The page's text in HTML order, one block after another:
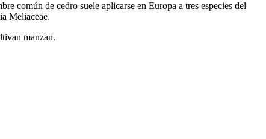
común de cedro suele aplicarse en Europa a tres especies del
Meliaceae.
manzan.